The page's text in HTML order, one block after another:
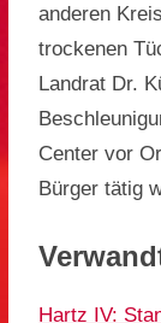
anderen
trockenen
Landrat Dr.
Center vor
Bürger tätig
Hartz IV: